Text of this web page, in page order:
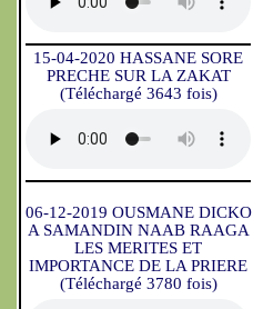
15-04-2020 HASSANE SORE
PRECHE SUR LA ZAKAT
(Téléchargé 3643 fois)
06-12-2019 OUSMANE DICKO
A SAMANDIN NAAB RAAGA
LES MERITES ET
IMPORTANCE DE LA PRIERE
(Téléchargé 3780 fois)